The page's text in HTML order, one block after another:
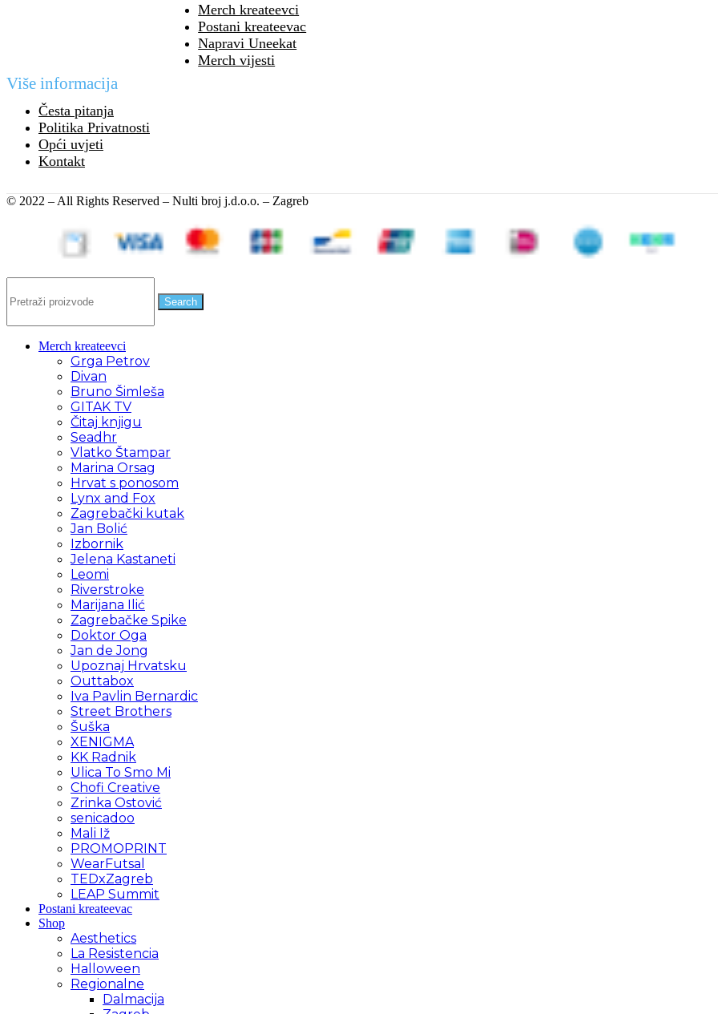
Merch kreateevci
Postani kreateevac
Napravi Uneekat
Merch vijesti
Više informacija
Česta pitanja
Politika Privatnosti
Opći uvjeti
Kontakt
© 2022 – All Rights Reserved – Nulti broj j.d.o.o. – Zagreb
Search
Merch kreateevci
Grga Petrov
Divan
Bruno Šimleša
GITAK TV
Čitaj knjigu
Seadhr
Vlatko Štampar
Marina Orsag
Hrvat s ponosom
Lynx and Fox
Zagrebački kutak
Jan Bolić
Izbornik
Jelena Kastaneti
Leomi
Riverstroke
Marijana Ilić
Zagrebačke Spike
Doktor Oga
Jan de Jong
Upoznaj Hrvatsku
Outtabox
Iva Pavlin Bernardic
Street Brothers
Šuška
XENIGMA
KK Radnik
Ulica To Smo Mi
Chofi Creative
Zrinka Ostović
senicadoo
Mali Iž
PROMOPRINT
WearFutsal
TEDxZagreb
LEAP Summit
Postani kreateevac
Shop
Aesthetics
La Resistencia
Halloween
Regionalne
Dalmacija